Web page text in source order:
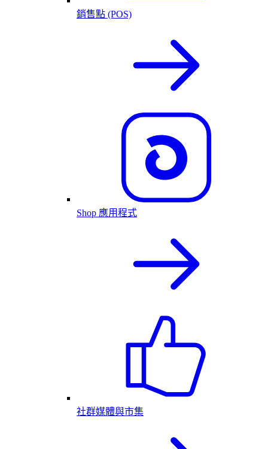
銷售點 (POS)
Shop 應用程式
社群媒體與市集